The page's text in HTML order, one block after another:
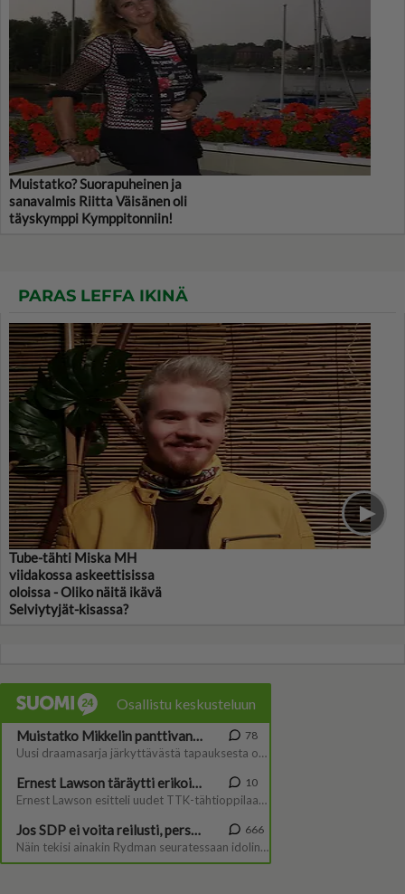
Muistatko? Suorapuheinen ja
sanavalmis Riitta Väisänen oli
täyskymppi Kymppitonniin!
PARAS LEFFA IKINÄ
Tube-tähti Miska MH
viidakossa askeettisissa
oloissa - Oliko näitä ikävä
Selviytyjät-kisassa?